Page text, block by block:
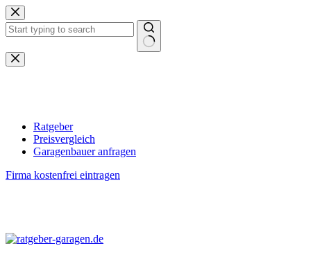
Zum
Inhalt
springen
Keine
Ergebnisse
Ratgeber
Preisvergleich
Garagenbauer anfragen
Firma kostenfrei eintragen